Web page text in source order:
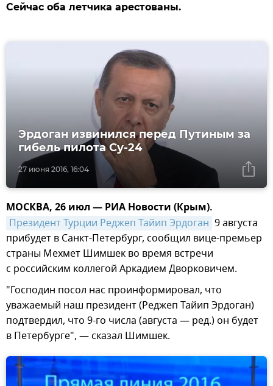
Сейчас оба летчика арестованы.
27 июня 2016, 16:04
Эрдоган извинился перед Путиным за
гибель пилота Су-24
МОСКВА, 26 июл — РИА Новости (Крым).
Президент Турции Реджеп Тайип Эрдоган 9 августа
прибудет в Санкт-Петербург, сообщил вице-премьер
страны Мехмет Шимшек во время встречи
с российским коллегой Аркадием Дворковичем.
"Господин посол нас проинформировал, что
уважаемый наш президент (Реджеп Тайип Эрдоган)
подтвердил, что 9-го числа (августа — ред.) он будет
в Петербурге", — сказал Шимшек.